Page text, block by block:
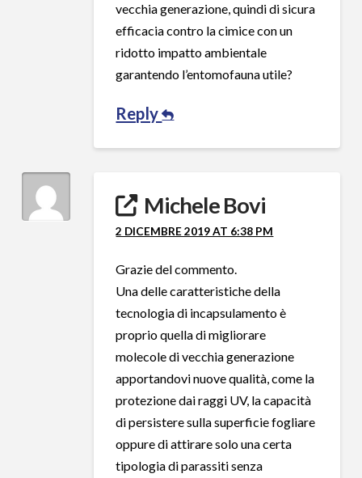
vecchia generazione, quindi di sicura
efficacia contro la cimice con un
ridotto impatto ambientale
garantendo l’entomofauna utile?
Reply
Michele Bovi
2 DICEMBRE 2019 AT 6:38 PM
Grazie del commento.
Una delle caratteristiche della
tecnologia di incapsulamento è
proprio quella di migliorare
molecole di vecchia generazione
apportandovi nuove qualità, come la
protezione dai raggi UV, la capacità
di persistere sulla superficie fogliare
oppure di attirare solo una certa
tipologia di parassiti senza